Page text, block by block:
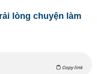
lòng chuyện làm
Copy link